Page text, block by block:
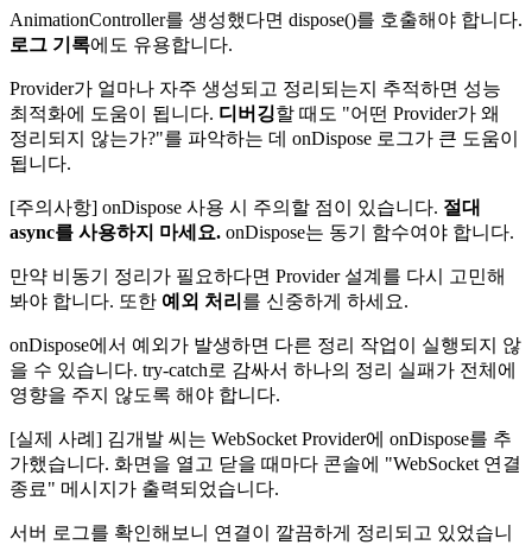
AnimationController를 생성했다면 dispose()를 호출해야 합니다.
로그 기록에도 유용합니다.
Provider가 얼마나 자주 생성되고 정리되는지 추적하면 성능
최적화에 도움이 됩니다. 디버깅할 때도 "어떤 Provider가 왜
정리되지 않는가?"를 파악하는 데 onDispose 로그가 큰 도움이
됩니다.
[주의사항] onDispose 사용 시 주의할 점이 있습니다. 절대
async를 사용하지 마세요. onDispose는 동기 함수여야 합니다.
만약 비동기 정리가 필요하다면 Provider 설계를 다시 고민해
봐야 합니다. 또한 예외 처리 를 신중하게 하세요.
onDispose에서 예외가 발생하면 다른 정리 작업이 실행되지 않
을 수 있습니다. try-catch로 감싸서 하나의 정리 실패가 전체에
영향을 주지 않도록 해야 합니다.
[실제 사례] 김개발 씨는 WebSocket Provider에 onDispose를 추
가했습니다. 화면을 열고 닫을 때마다 콘솔에 "WebSocket 연결
종료" 메시지가 출력되었습니다.
서버 로그를 확인해보니 연결이 깔끔하게 정리되고 있었습니